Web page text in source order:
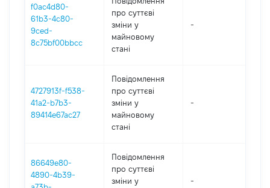
f0ac4d80-
61b3-4c80-
9ced-
8c75bf00bbcc
про суттєві
зміни y
майновому
стані
-
4727913f-f538-
41a2-b7b3-
89414e67ac27
Повідомлення
про суттєві
зміни y
майновому
стані
-
86649e80-
4890-4b39-
Повідомлення
про суттєві
зміни y
-